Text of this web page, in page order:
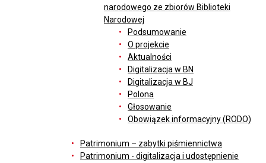
narodowego ze zbiorów Biblioteki
Narodowej
Podsumowanie
O projekcie
Aktualności
Digitalizacja w BN
Digitalizacja w BJ
Polona
Głosowanie
Obowiązek informacyjny (RODO)
Patrimonium – zabytki piśmiennictwa
Patrimonium - digitalizacja i udostępnienie